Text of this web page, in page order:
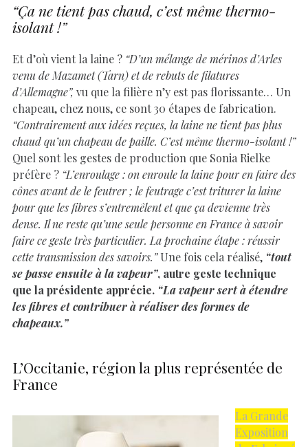
“Ça ne tient pas chaud, c’est même thermo-
isolant !”
Et d’où vient la laine ? “D’un mélange de mérinos d’Arles
venu de Mazamet (Tarn) et de rebuts de filatures
d’Allemagne”, vu que la filière n’y est pas florissante… Un
chapeau, chez nous, ce sont 30 étapes de fabrication.
“Contrairement aux idées reçues, la laine ne tient pas plus
chaud qu’un chapeau de paille. C’est même thermo-isolant !”
Quel sont les gestes de production que Sonia Rielke
préfère ? “L’enroulage : on enroule la laine pour en faire des
cônes avant de le feutrer ; le feutrage c’est triturer la laine
pour que les fibres s’entremêlent et que ça devienne très
dense. Il ne reste qu’une seule personne en France à savoir
faire ce geste très particulier. La prochaine étape : réussir
cette transmission des savoirs.”Une fois cela réalisé, “tout
se passe ensuite à la vapeur”, autre geste technique
que la présidente apprécie. “La vapeur sert à étendre
les fibres et contribuer à réaliser des formes de
chapeaux.”
L’Occitanie, région la plus représentée de
France
La Grande
Exposition